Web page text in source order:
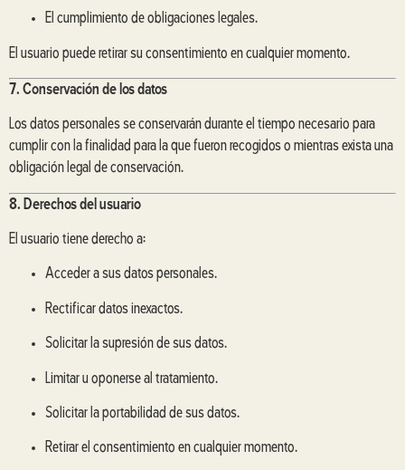
El cumplimiento de obligaciones legales.
El usuario puede retirar su consentimiento en cualquier momento.
7. Conservación de los datos
Los datos personales se conservarán durante el tiempo necesario para
cumplir con la finalidad para la que fueron recogidos o mientras exista una
obligación legal de conservación.
8. Derechos del usuario
El usuario tiene derecho a:
Acceder a sus datos personales.
Rectificar datos inexactos.
Solicitar la supresión de sus datos.
Limitar u oponerse al tratamiento.
Solicitar la portabilidad de sus datos.
Retirar el consentimiento en cualquier momento.